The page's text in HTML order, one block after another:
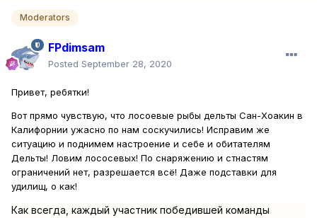
Moderators
FPdimsam
Posted September 28, 2020
Привет, ребятки!
Вот прямо чувствую, что лосоевые рыбы дельты Сан-Хоакин в
Калифорнии ужасно по нам соскучились! Исправим же
ситуацию и поднимем настроение и себе и обитателям
Дельты! Ловим лососевых! По снаряжению и стнастям
ограничений нет, разрешается всё! Даже подставки для
удилищ, о как!
Как всегда, каждый участник победившей команды